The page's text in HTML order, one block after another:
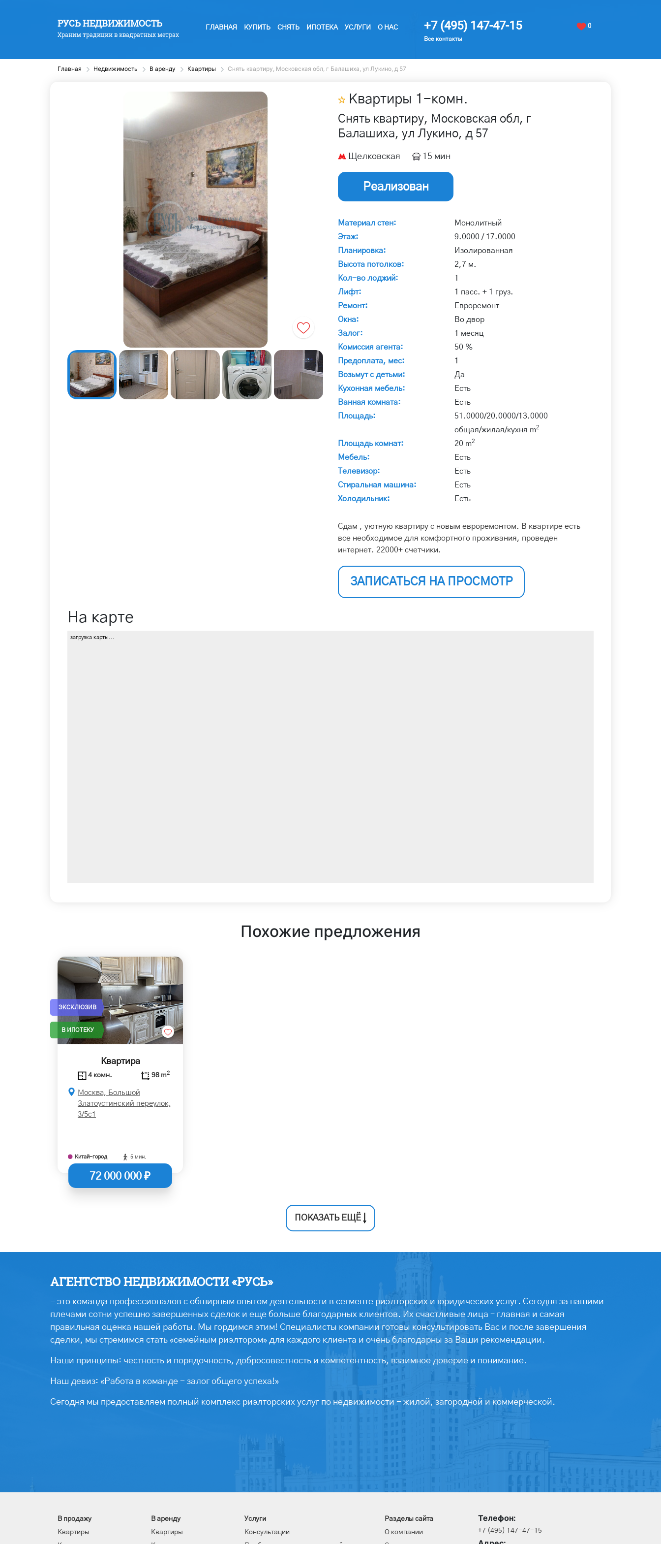
РУСЬ НЕДВИЖИМОСТЬ
Храним традиции в квадратных метрах
ГЛАВНАЯ КУПИТЬ СНЯТЬ ИПОТЕКА УСЛУГИ О НАС +7 (495) 147-47-15
Все контакты
0
Главная Недвижимость В аренду Квартиры Снять квартиру, Московская обл, г Балашиха, ул Лукино, д 57
Квартиры 1 -комн.
Снять квартиру, Московская обл, г
Балашиха, ул Лукино, д 57
Щелковская 15 мин
Реализован
Материал стен:
Монолитный
Этаж:
9.0000 / 17.0000
Планировка:
Изолированная
Высота потолков:
2,7 м.
Кол-во лоджий:
1
Лифт:
1 пасс. + 1 груз.
Ремонт:
Евроремонт
Окна:
Во двор
Залог:
1 месяц
Комиссия агента:
50 %
Предоплата, мес:
1
Возьмут с детьми:
Да
Кухонная мебель:
Есть
Ванная комната:
Есть
Площадь:
51.0000/20.0000/13.0000
общая/жилая/кухня m2
Площадь комнат: 20 m2
Мебель:
Есть
Телевизор:
Есть
Стиральная машина:
Есть
Холодильник:
Есть
Сдам , уютную квартиру с новым евроремонтом. В квартире есть
все необходимое для комфортного проживания, проведен
интернет. 22000+ счетчики.
ЗАПИСАТЬСЯ НА ПРОСМОТР
На карте
загрузка карты...
Похожие предложения
ЭКСКЛЮЗИВ
В ИПОТЕКУ
Квартира
4 комн. 98 m2
Москва, Большой
Златоустинский переулок,
3/5с1
Китай-город 5 мин.
72 000 000 ₽
ПОКАЗАТЬ ЕЩЁ
АГЕНТСТВО НЕДВИЖИМОСТИ «РУСЬ»
- это команда профессионалов с обширным опытом деятельности в сегменте риэлторских и юридических услуг. Сегодня за нашими
плечами сотни успешно завершенных сделок и еще больше благодарных клиентов. Их счастливые лица – главная и самая
правильная оценка нашей работы. Мы гордимся этим! Специалисты компании готовы консультировать Вас и после завершения
сделки, мы стремимся стать «семейным риэлтором» для каждого клиента и очень благодарны за Ваши рекомендации.
Наши принципы: честность и порядочность, добросовестность и компетентность, взаимное доверие и понимание.
Наш девиз: «Работа в команде - залог общего успеха!»
Сегодня мы предоставляем полный комплекс риэлторских услуг по недвижимости - жилой, загородной и коммерческой.
В продажу
Квартиры
В аренду
Квартиры
Услуги
Консультации
Разделы сайта
О компании
Телефон:
+7 (495) 147-47-15